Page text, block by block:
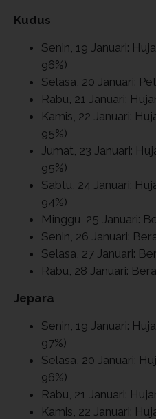
Kudus
Senin, 19 Januari:
96%)
Selasa, 20 Januari:
Rabu, 21 Januari:
Kamis, 22 Januari:
95%)
Jumat, 23 Januari:
95%)
Sabtu, 24 Januari:
94%)
Minggu, 25 Januari:
Senin, 26 Januari:
Selasa, 27 Januari:
Rabu, 28 Januari:
Jepara
Senin, 19 Januari:
97%)
Selasa, 20 Januari:
96%)
Rabu, 21 Januari:
Kamis, 22 Januari: